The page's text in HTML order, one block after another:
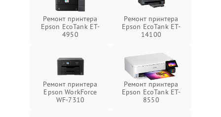
Ремонт принтера
Epson EcoTank ET-
4950
Ремонт принтера
Epson EcoTank ET-
14100
Ремонт принтера
Epson WorkForce
WF-7310
Ремонт принтера
Epson EcoTank ET-
8550